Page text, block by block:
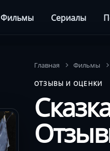
Фильмы Сериалы
Главная Фильмы
ОТЗЫВЫ И ОЦЕНКИ